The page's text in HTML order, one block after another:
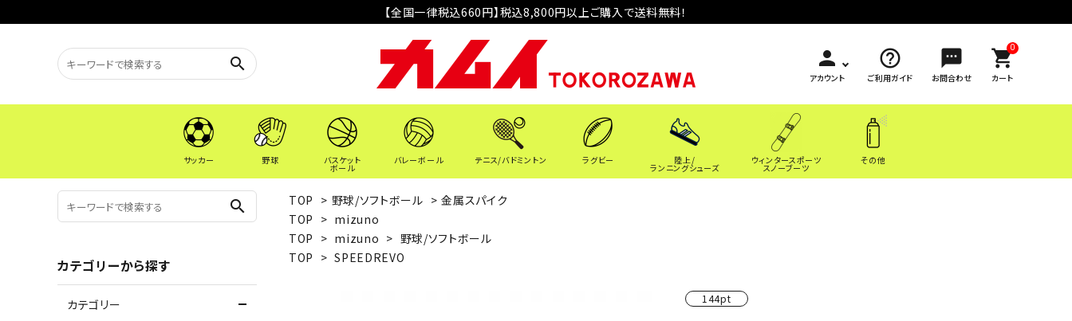
【全国一律税込660円】税込8,800円以上ご購入で送料無料！
search person
アカウント
help_outline
ご利用ガイド
sms
お問合わせ
0
shopping_cart
カート
サッカー 野球 バスケット
ボール
バレーボール テニス/バドミントン ラグビー 陸上/
ランニングシューズ
ウィンタースポーツ
スノーブーツ
その他
TOP > 野球/ソフトボール > 金属スパイク
TOP > mizuno
TOP > mizuno > 野球/ソフトボール
TOP > SPEEDREVO
144pt
search
カテゴリーから探す
カテゴリー